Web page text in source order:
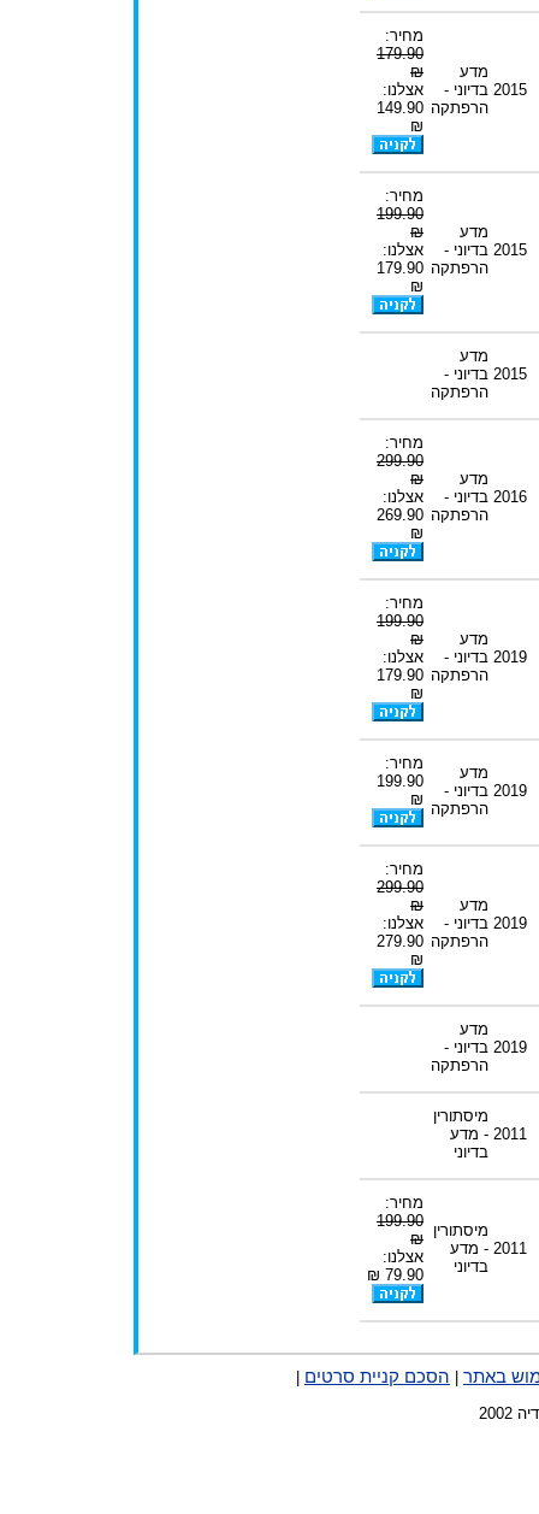
2015
מדע
בדיוני -
הרפתקה
מחיר:
179.90
₪
אצלנו:
149.90
₪
2015
מדע
בדיוני -
הרפתקה
מחיר:
199.90
₪
אצלנו:
179.90
₪
2015
מדע
בדיוני -
הרפתקה
2016
מדע
בדיוני -
הרפתקה
מחיר:
299.90
₪
אצלנו:
269.90
₪
2019
מדע
בדיוני -
הרפתקה
מחיר:
199.90
₪
אצלנו:
179.90
₪
2019
מדע
בדיוני -
הרפתקה
מחיר:
199.90
₪
2019
מדע
בדיוני -
הרפתקה
מחיר:
299.90
₪
אצלנו:
279.90
₪
2019
מדע
בדיוני -
הרפתקה
2011
מיסתורין
- מדע
בדיוני
2011
מיסתורין
- מדע
בדיוני
מחיר:
199.90
₪
אצלנו:
79.90 ₪
באתר הסכם קניית סרטים